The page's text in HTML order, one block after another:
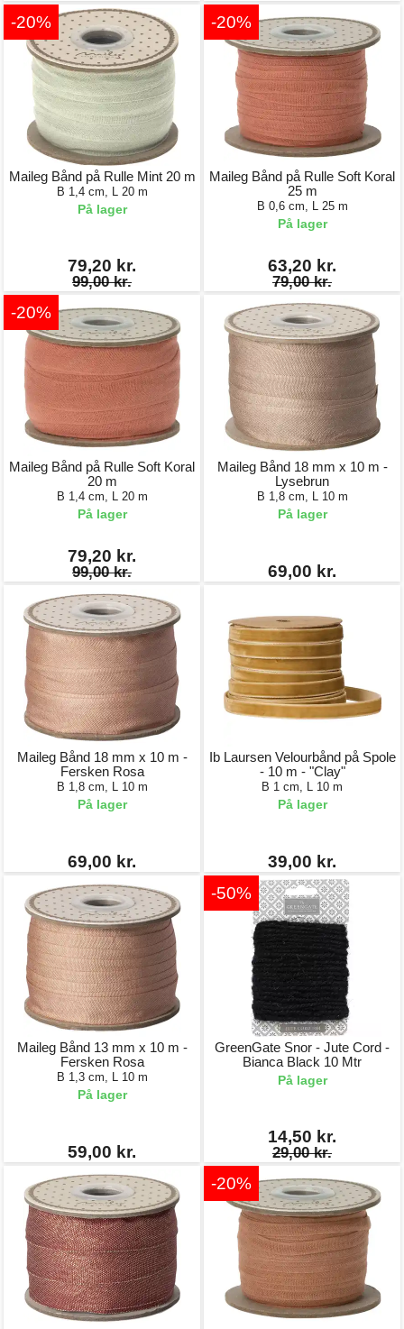
-20%
Maileg Bånd på Rulle Mint 20 m
B 1,4 cm, L 20 m
På lager
79,20 kr.
99,00 kr.
-20%
Maileg Bånd på Rulle Soft Koral
25 m
B 0,6 cm, L 25 m
På lager
63,20 kr.
79,00 kr.
-20%
Maileg Bånd på Rulle Soft Koral
20 m
B 1,4 cm, L 20 m
På lager
79,20 kr.
99,00 kr.
Maileg Bånd 18 mm x 10 m -
Lysebrun
B 1,8 cm, L 10 m
På lager
69,00 kr.
Maileg Bånd 18 mm x 10 m -
Fersken Rosa
B 1,8 cm, L 10 m
På lager
69,00 kr.
Ib Laursen Velourbånd på Spole
- 10 m - "Clay"
B 1 cm, L 10 m
På lager
39,00 kr.
Maileg Bånd 13 mm x 10 m -
Fersken Rosa
B 1,3 cm, L 10 m
På lager
59,00 kr.
-50%
GreenGate Snor - Jute Cord -
Bianca Black 10 Mtr
På lager
14,50 kr.
29,00 kr.
-20%